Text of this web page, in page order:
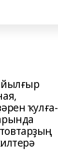
йылғыр
ҡулға-